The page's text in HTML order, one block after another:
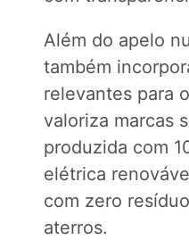
Além do apelo
também
relevantes para
valoriza marcas
produzida com
elétrica
com zero
aterros.